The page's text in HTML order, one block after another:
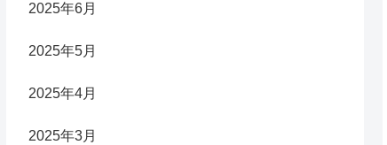
2025年6月
2025年5月
2025年4月
2025年3月